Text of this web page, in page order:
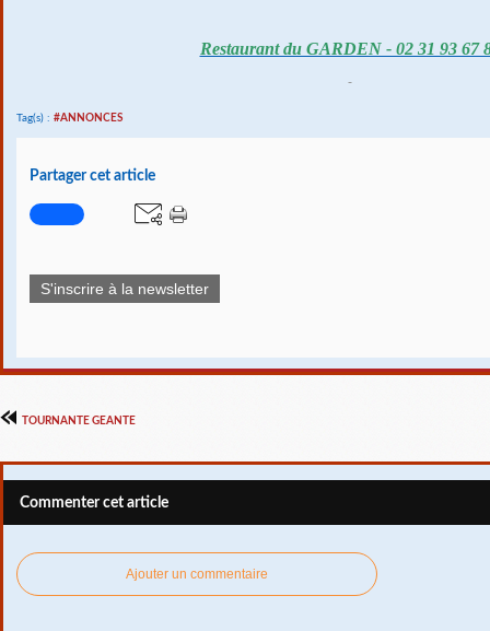
Restaurant du GARDEN - 02 31 93 67
Tag(s) : #ANNONCES
Partager cet article
S'inscrire à la newsletter
TOURNANTE GEANTE
Commenter cet article
Ajouter un commentaire